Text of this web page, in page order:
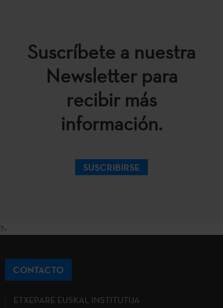
Suscríbete a nuestra
Newsletter para
recibir más
información.
SUSCRIBIRSE
?>
CONTACTO
ETXEPARE EUSKAL INSTITUTUA